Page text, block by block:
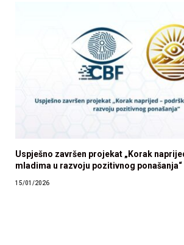
Uspješno završen projekat „Korak
mladima u razvoju pozitivnog ponašanja“
15/01/2026